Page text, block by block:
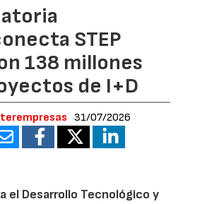
STEP
138 millones
de I+D
31/07/2026
el Desarrollo Tecnológico y